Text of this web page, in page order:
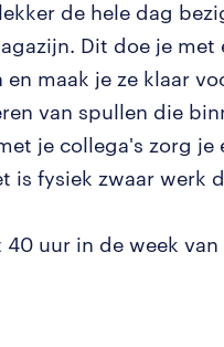
de hele dag
Dit doe je met
en maak je ze klaar
van spullen die
je collega's zorg
is fysiek zwaar werk
40 uur in de week van